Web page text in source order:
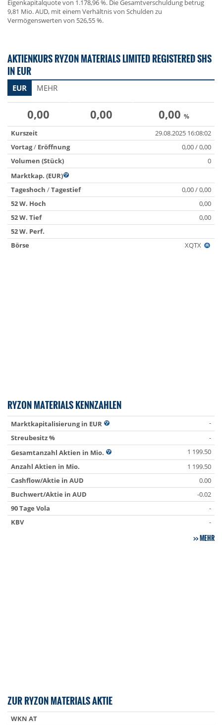
Eigenkapitalquote von 1.178,96 %. Die Gesamtverschuldung betrug
9,81 Mio. AUD, mit einem Verhältnis von Schulden zu
Vermögenswerten von 526,55 %.
AKTIENKURS RYZON MATERIALS LIMITED REGISTERED SHS
IN EUR
EUR MEHR
0,00 0,00 0,00 %
Kurszeit
29.08.2025 16:08:02
Vortag/ Eröffnung
0,00 / 0,00
Volumen (Stück)
0
Marktkap. (EUR)
Tageshoch /Tagestief
0,00 / 0,00
52 W. Hoch
0,00
52 W. Tief
0,00
52 W. Perf.
Börse
XQTX
RYZON MATERIALS KENNZAHLEN
Marktkapitalisierung in EUR
-
Streubesitz %
-
Gesamtanzahl Aktien in Mio.
1 199.50
Anzahl Aktien in Mio.
1 199.50
Cashflow/Aktie in AUD
0.00
Buchwert/Aktie in AUD
-0.02
90 Tage Vola
-
KBV
-
MEHR
ZUR RYZON MATERIALS AKTIE
WKN AT